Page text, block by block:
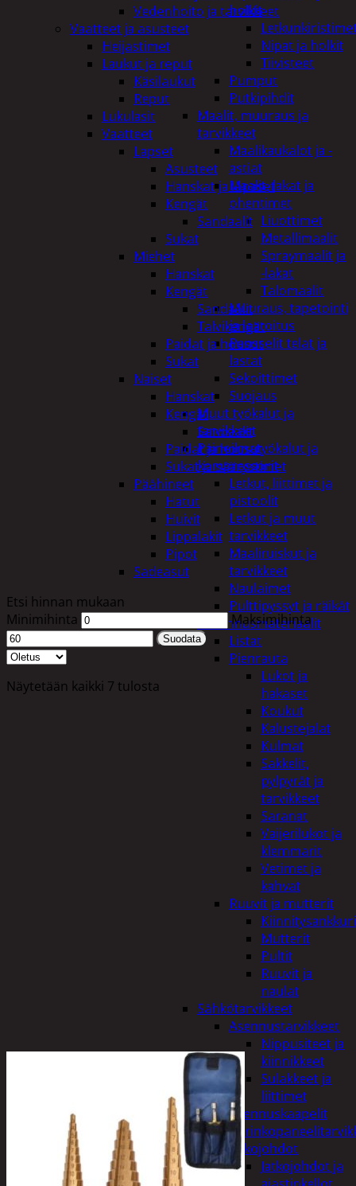
holkit
Nipat ja holkit
Tiivisteet
Pumput
Putkipihdit
Maalit, muuraus ja
tarvikkeet
Maalikaukalot ja -
astiat
Maalit, lakat ja
ohentimet
Liuottimet
Metallimaalit
Spraymaalit ja
-lakat
Talomaalit
Muuraus, tapetointi
ja laatoitus
Pensselit telat ja
lastat
Sekoittimet
Suojaus
Muut työkalut ja
tarvikkeet
Paineilmatyökalut ja
kompressorit
Letkut, liittimet ja
pistoolit
Letkut ja muut
tarvikkeet
Maaliruiskut ja
tarvikkeet
Naulaimet
Pulttipyssyt ja räikät
Rakennusmateriaalit
Listat
Pienrauta
Lukot ja
hakaset
Koukut
Kalustejalat
Kulmat
Sakkelit,
pylpyrät ja
tarvikkeet
Saranat
Vaijerilukot ja
klemmarit
Vetimet ja
kahvat
Ruuvit ja mutterit
Mutterit
Pultit
Ruuvit ja
naulat
Sähkötarvikkeet
Asennustarvikkeet
Nippusiteet ja
kiinnikkeet
Sulakkeet ja
liittimet
Asennuskaapelit
Jatkojohdot
Jatkojohdot ja
Vedenhoito ja tarvikkeet
Vaatteet ja asusteet
Heijastimet
Laukut ja reput
Käsilaukut
Reput
Lukulasit
Vaatteet
Lapset
Asusteet
Hanskat ja lapaset
Kengät
Sandaalit
Sukat
Miehet
Hanskat
Kengät
Sandaalit
Talvikengät
Paidat ja housut
Sukat
Naiset
Hanskat
Kengät
Sandaalit
Paidat ja housut
Sukat ja säärystimet
Päähineet
Hatut
Huivit
Lippalakit
Pipot
Sadeasut
Etsi hinnan mukaan
Minimihinta
Maksimihinta
Suodata
Näytetään kaikki 7 tulosta